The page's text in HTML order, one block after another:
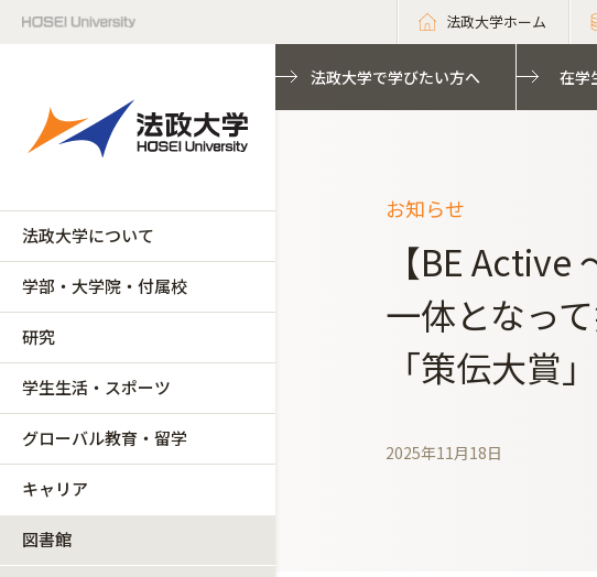
法政大学ホーム
法政大学について
学部・大学院・付属校
研究
学生生活・スポーツ
グローバル教育・留学
キャリア
図書館
法政大学で学びたい方へ 在学
お知らせ
【BE
一体となっ
「策伝大賞
2025年11月18日